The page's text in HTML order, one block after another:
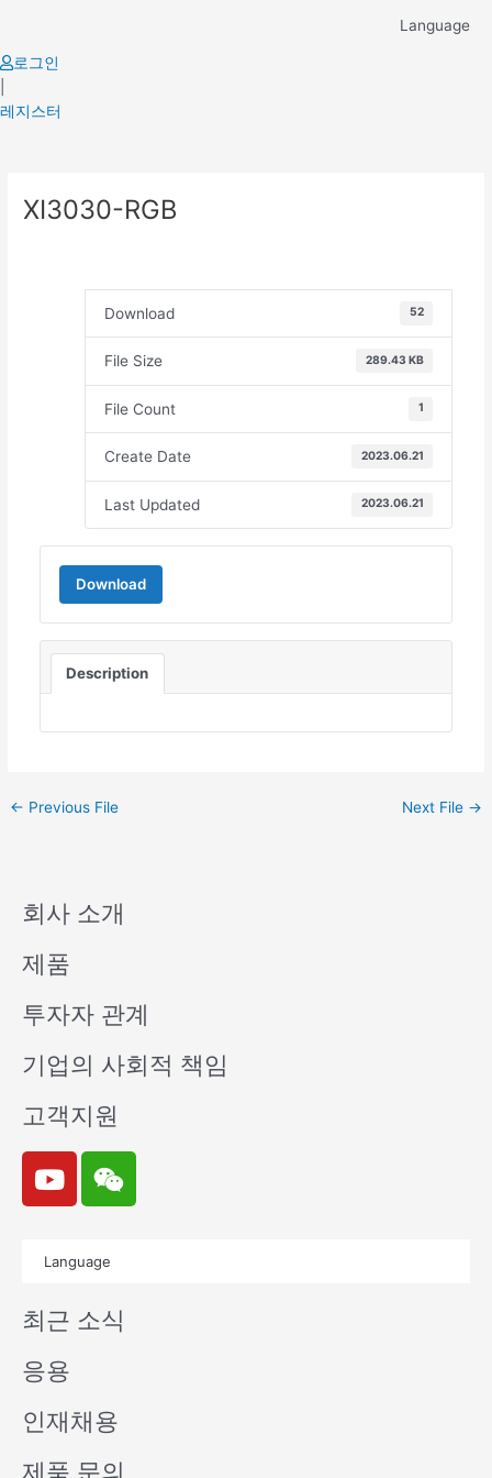
content
Language
로그인
레지스터
XI3030-RGB
Download 52
File Size 289.43 KB
File Count 1
Create Date 2023.06.21
Last Updated 2023.06.21
Download
Description
navigation
← Previous File Next File →
회사 소개
제품
투자자 관계
기업의 사회적 책임
고객지원
Y
o
u
e
W
e
i
n
Language
최근 소식
응용
인재채용
제품 문의